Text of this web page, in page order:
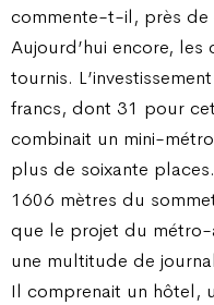
commente-t-il, près de
Aujourd’hui encore,
tournis.
francs, dont 31 pour
combinait un mini-
plus de soixante
1606 mètres du
que le projet du métro-
une multitude de
Il comprenait un hôtel,